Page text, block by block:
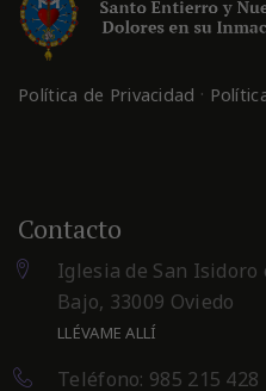
Política de Privacidad ·
Contacto
Iglesia de San Isidoro
Bajo, 33009 Oviedo
LLÉVAME ALLÍ
Teléfono: 985 215 428